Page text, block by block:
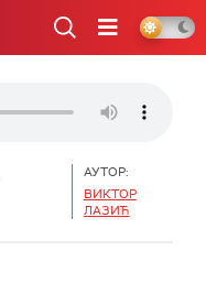
АУТОР:
ВИКТОР
ЛАЗИЋ